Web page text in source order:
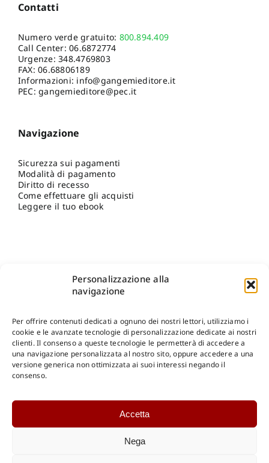
Personalizzazione alla
navigazione
Per offrire contenuti dedicati a ognuno dei nostri lettori, utilizziamo i
cookie e le avanzate tecnologie di personalizzazione dedicate ai nostri
clienti. Il consenso a queste tecnologie le permetterà di accedere a
una navigazione personalizzata al nostro sito, oppure accedere a una
versione generica non ottimizzata ai suoi interessi negando il
consenso.
Accetta
Nega
Contatti
Numero verde gratuito: 800.894.409
Call Center:06.6872774
Urgenze:348.4769803
FAX: 06.68806189
Informazioni: info@gangemieditore.it
PEC: gangemieditore@pec.it
Navigazione
Sicurezza sui pagamenti
Modalità di pagamento
Diritto di recesso
Come effettuare gli acquisti
Leggere il tuo ebook
Shop Gangemi Editore-Pagamenti Sicuri e anche Rateali
Catalogo Online
Catalogo Internazionale